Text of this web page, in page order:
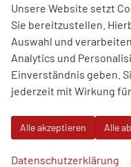
Toyota
Volkswagen
Weitere
Unsere Website setzt
Sie bereitzustellen.
Auswahl und
Analytics und
Einverständnis geben.
jederzeit mit Wirkung
Alle akzeptieren Alle
Datenschutzerklärung